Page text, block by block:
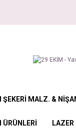
ŞEKERİ MALZ. &
ÜRÜNLERİ LAZER